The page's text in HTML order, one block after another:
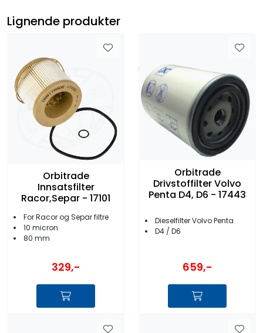
Lignende produkter
Orbitrade
Innsatsfilter
Racor,Separ - 17101
For Racor og Separ filtre
10 micron
80 mm
329,-
Orbitrade
Drivstoffilter Volvo
Penta D4, D6 - 17443
Dieselfilter Volvo Penta
D4 / D6
659,-